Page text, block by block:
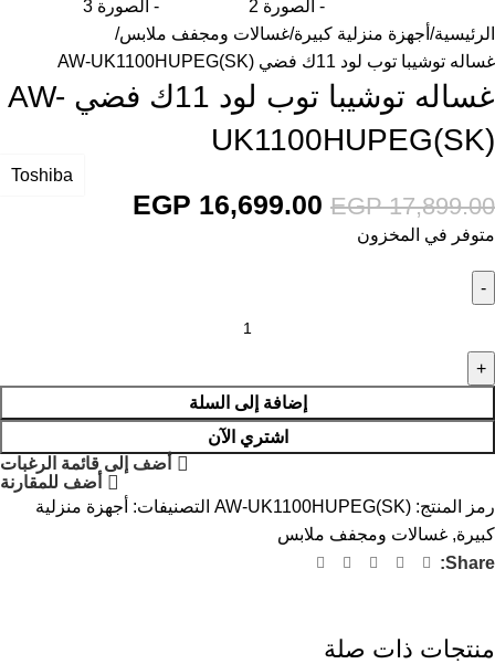
الرئيسية أجهزة منزلية كبيرة غسالات ومجفف ملابس
غساله توشيبا توب لود 11ك فضي AW-UK1100HUPEG(SK)
غساله توشيبا توب لود 11ك فضي AW-
UK1100HUPEG(SK)
Toshiba
EGP17,899.00
EGP 16,699.00
متوفر في المخزون
إضافة إلى السلة
اشتري الآن
أضف إلى قائمة الرغبات
أضف للمقارنة
رمز المنتج: AW-UK1100HUPEG(SK) التصنيفات: أجهزة منزلية
كبيرة, غسالات ومجفف ملابس
Share:
منتجات ذات صلة